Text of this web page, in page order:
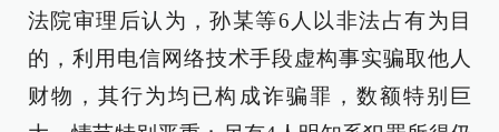
法院审理后认为，孙某等6人以非法占有为目
的，利用电信网络技术手段虚构事实骗取他人
财物，其行为均已构成诈骗罪，数额特别巨